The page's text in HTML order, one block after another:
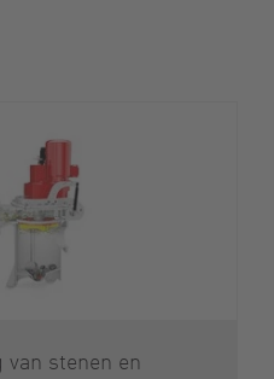
van stenen en